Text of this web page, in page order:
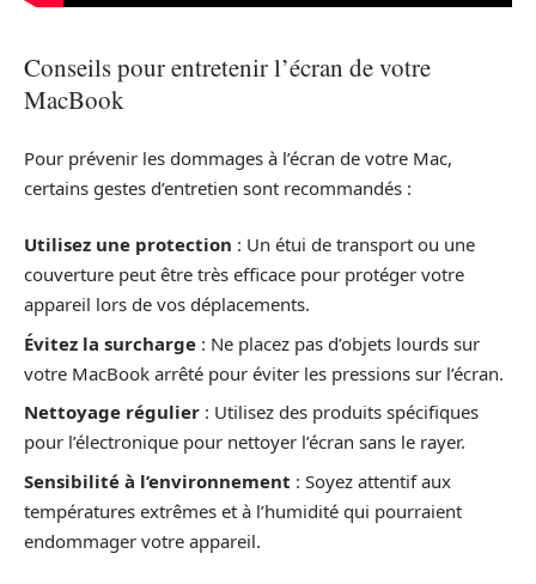
Conseils pour entretenir l’écran de votre
MacBook
Pour prévenir les dommages à l’écran de votre Mac,
certains gestes d’entretien sont recommandés :
Utilisez une protection : Un étui de transport ou une
couverture peut être très efficace pour protéger votre
appareil lors de vos déplacements.
Évitez la surcharge : Ne placez pas d’objets lourds sur
votre MacBook arrêté pour éviter les pressions sur l’écran.
Nettoyage régulier : Utilisez des produits spécifiques
pour l’électronique pour nettoyer l’écran sans le rayer.
Sensibilité à l’environnement : Soyez attentif aux
températures extrêmes et à l’humidité qui pourraient
endommager votre appareil.